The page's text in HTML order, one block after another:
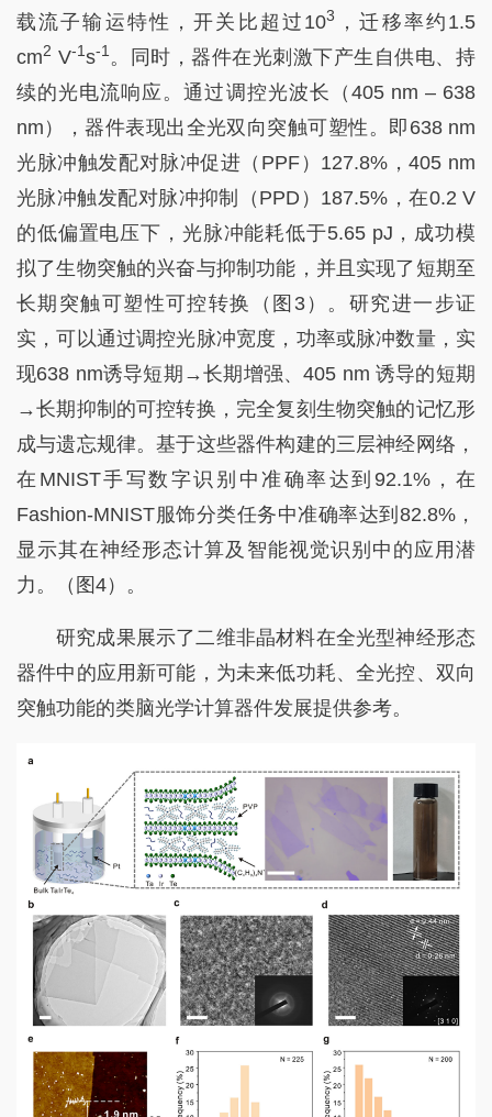
载流子输运特性，开关比超过103
，迁移率约1.5
cm2 V-1s-1。同时，器件在光刺激下产生自供电、持
续的光电流响应。通过调控光波长（405 nm – 638
nm），器件表现出全光双向突触可塑性。即638 nm
光脉冲触发配对脉冲促进（PPF）127.8%，405 nm
光脉冲触发配对脉冲抑制（PPD）187.5%，在0.2 V
的低偏置电压下，光脉冲能耗低于5.65 pJ，成功模
拟了生物突触的兴奋与抑制功能，并且实现了短期至
长期突触可塑性可控转换（图3）。研究进一步证
实，可以通过调控光脉冲宽度，功率或脉冲数量，实
现638 nm诱导短期→长期增强、405 nm 诱导的短期
→长期抑制的可控转换，完全复刻生物突触的记忆形
成与遗忘规律。基于这些器件构建的三层神经网络，
在MNIST手写数字识别中准确率达到92.1%，在
Fashion-MNIST服饰分类任务中准确率达到82.8%，
显示其在神经形态计算及智能视觉识别中的应用潜
力。（图4）。
研究成果展示了二维非晶材料在全光型神经形态
器件中的应用新可能，为未来低功耗、全光控、双向
突触功能的类脑光学计算器件发展提供参考。